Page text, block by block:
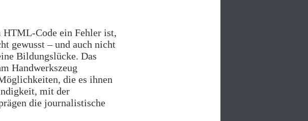
HTML-Code ein Fehler ist,
gewusst – und auch nicht
Bildungslücke. Das
Handwerkszeug
die es ihnen
mit der
die journalistische